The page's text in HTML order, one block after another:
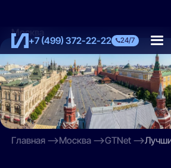
+7 (499) 372-22-22 24/7
Москва
Главная Москва GTNet